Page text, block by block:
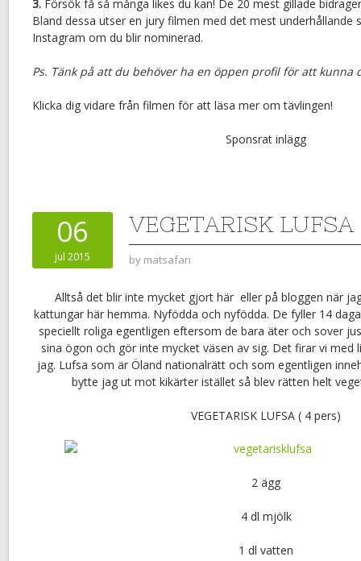
3. Försök få så många likes du kan! De 20 mest gillade
Bland dessa utser en jury filmen med det mest underhållande
Instagram om du blir nominerad.
Ps. Tänk på att du behöver ha en öppen profil för att kunna
Klicka dig vidare från filmen för att läsa mer om tävlingen!
Sponsrat inlägg
06
jul 2015
VEGETARISK LUFSA
by matsafari
Alltså det blir inte mycket gjort här eller på bloggen när
kattungar här hemma. Nyfödda och nyfödda. De fyller 14
speciellt roliga egentligen eftersom de bara äter och sover
sina ögon och gör inte mycket väsen av sig. Det firar vi med
jag. Lufsa som är Öland nationalrätt och som egentligen
bytte jag ut mot kikärter istället så blev rätten helt
VEGETARISK LUFSA ( 4 pers)
2 ägg
4 dl mjölk
1 dl vatten